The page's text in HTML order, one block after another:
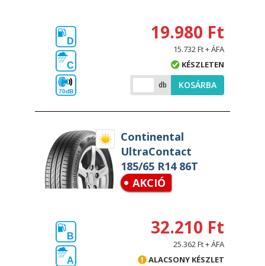
D
C
70dB
19.980 Ft
15.732 Ft + ÁFA
KÉSZLETEN
db KOSÁRBA
Continental
UltraContact
185/65 R14 86T
AKCIÓ
B
A
32.210 Ft
25.362 Ft + ÁFA
ALACSONY KÉSZLET